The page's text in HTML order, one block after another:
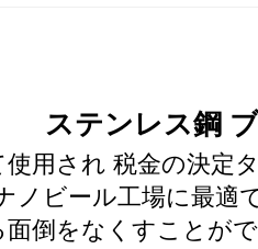
ステンレス鋼
用され 税金の決定
ノビール工場に最適
面倒をなくすことが